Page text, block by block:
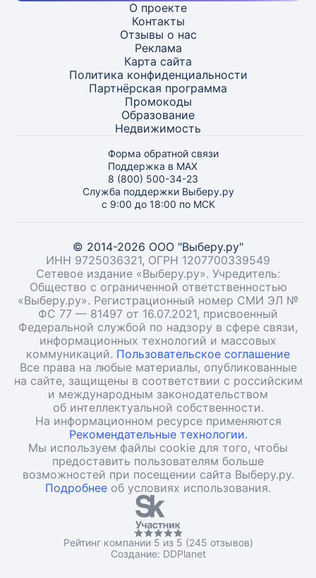
О проекте
Контакты
Отзывы о нас
Реклама
Карта сайта
Политика конфиденциальности
Партнёрская программа
Промокоды
Образование
Недвижимость
Форма обратной связи
Поддержка в MAX
8 (800) 500-34-23
Служба поддержки Выберу.ру
с 9:00 до 18:00 по МСК
© 2014-2026 ООО "Выберу.ру"
ИНН 9725036321, ОГРН 1207700339549
Сетевое издание «Выберу.ру». Учредитель:
Общество с ограниченной ответственностью
«Выберу.ру». Регистрационный номер СМИ ЭЛ №
ФС 77 — 81497 от 16.07.2021, присвоенный
Федеральной службой по надзору в сфере связи,
информационных технологий и массовых
коммуникаций. Пользовательское соглашение
Все права на любые материалы, опубликованные
на сайте, защищены в соответствии с российским
и международным законодательством
об интеллектуальной собственности.
На информационном ресурсе применяются
Рекомендательные технологии.
Мы используем файлы cookie для того, чтобы
предоставить пользователям больше
возможностей при посещении сайта Выберу.ру.
Подробнее об условиях использования.
Рейтинг компании 5 из 5 (245 отзывов)
Создание: DDPlanet